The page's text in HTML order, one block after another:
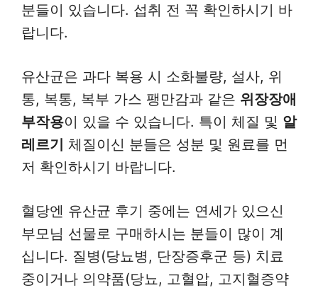
분들이 있습니다. 섭취 전 꼭 확인하시기 바
랍니다.
유산균은 과다 복용 시 소화불량, 설사, 위
통, 복통, 복부 가스 팽만감과 같은 위장장애
부작용이 있을 수 있습니다. 특이 체질 및 알
레르기 체질이신 분들은 성분 및 원료를 먼
저 확인하시기 바랍니다.
혈당엔 유산균 후기 중에는 연세가 있으신
부모님 선물로 구매하시는 분들이 많이 계
십니다. 질병(당뇨병, 단장증후군 등) 치료
중이거나 의약품(당뇨, 고혈압, 고지혈증약